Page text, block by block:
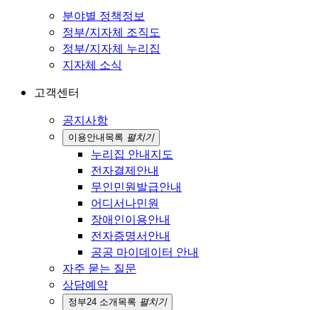
분야별 정책정보
정부/지자체 조직도
정부/지자체 누리집
지자체 소식
고객센터
공지사항
이용안내 목록 펼치기
누리집 안내지도
전자결제안내
무인민원발급안내
어디서나민원
장애인이용안내
전자증명서안내
공공 마이데이터 안내
자주 묻는 질문
상담예약
정부24 소개 목록 펼치기